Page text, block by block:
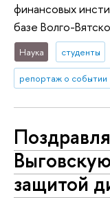
финансовых
базе Волго-
Наука студенты
репортаж о событии
защитой